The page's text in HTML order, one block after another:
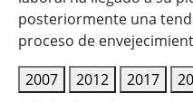
posteriormente una
proceso de
2007
2012 2017